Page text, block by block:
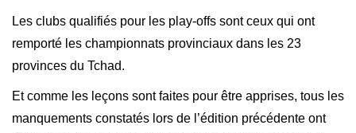
Les clubs qualifiés pour les play-offs sont ceux qui ont
remporté les championnats provinciaux dans les 23
provinces du Tchad.
Et comme les leçons sont faites pour être apprises, tous les
manquements constatés lors de l’édition précédente ont